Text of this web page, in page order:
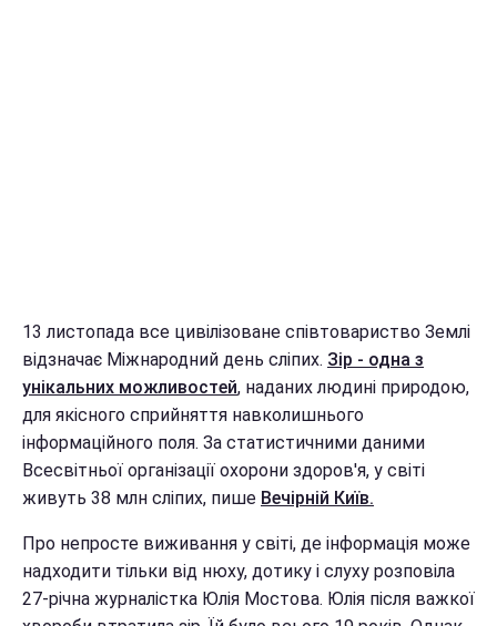
13 листопада все цивілізоване співтовариство Землі
відзначає Міжнародний день сліпих. Зір - одна з
унікальних можливостей, наданих людині природою,
для якісного сприйняття навколишнього
інформаційного поля. За статистичними даними
Всесвітньої організації охорони здоров'я, у світі
живуть 38 млн сліпих, пише Вечірній Київ.
Про непросте виживання у світі, де інформація може
надходити тільки від нюху, дотику і слуху розповіла
27-річна журналістка Юлія Мостова. Юлія після важкої